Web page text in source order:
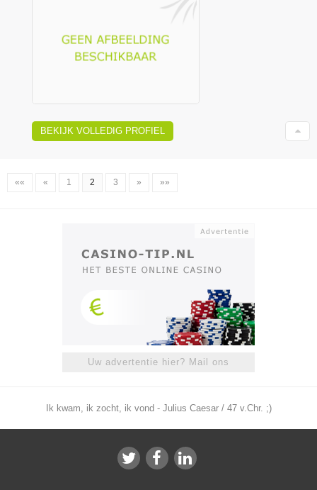
BEKIJK VOLLEDIG PROFIEL
«« « 1 2 3 » »»
Uw advertentie hier? Mail ons
Ik kwam, ik zocht, ik vond - Julius Caesar / 47 v.Chr. ;)